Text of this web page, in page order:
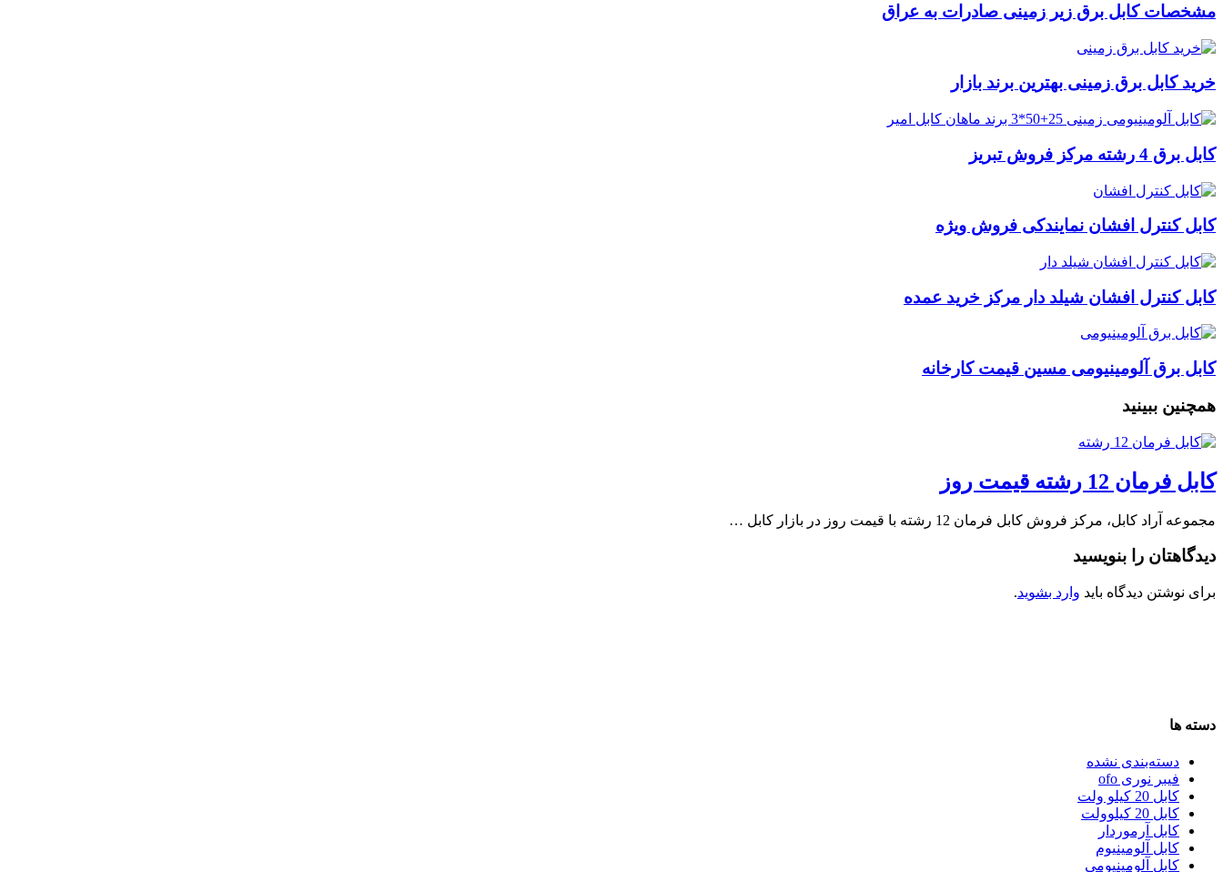
مشخصات کابل برق زیر زمینی صادرات به عراق
خرید کابل برق زمینی بهترین برند بازار
کابل برق 4 رشته مرکز فروش تبریز
کابل کنترل افشان نمایندکی فروش ویژه
کابل کنترل افشان شیلد دار مرکز خرید عمده
کابل برق آلومینیومی مسین قیمت کارخانه
همچنین ببینید
کابل فرمان 12 رشته قیمت روز
مجموعه آراد کابل، مرکز فروش کابل فرمان 12 رشته با قیمت روز در بازار کابل …
دیدگاهتان را بنویسید
برای نوشتن دیدگاه باید وارد بشوید.
دسته ها
دسته‌بندی نشده
فیبر نوری ofo
کابل 20 کیلو ولت
کابل 20 کیلوولت
کابل آرموردار
کابل آلومینیوم
کابل آلومینیومی